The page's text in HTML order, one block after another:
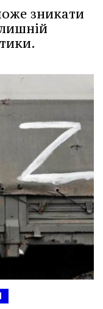
зникати